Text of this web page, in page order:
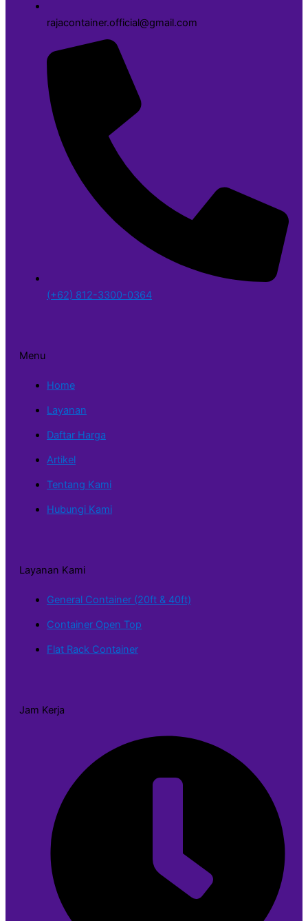
rajacontainer.official@gmail.com
(+62) 812-3300-0364
Menu
Home
Layanan
Daftar Harga
Artikel
Tentang Kami
Hubungi Kami
Layanan Kami
General Container (20ft & 40ft)
Container Open Top
Flat Rack Container
Jam Kerja